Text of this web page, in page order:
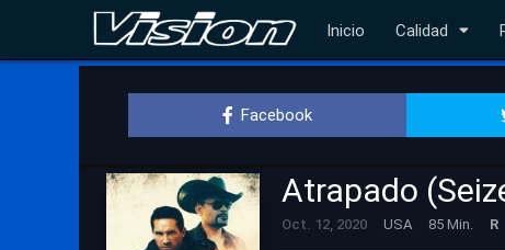
Inicio Calidad
Facebook
Atrapado
Oct. 12, 2020 USA 85 Min. R